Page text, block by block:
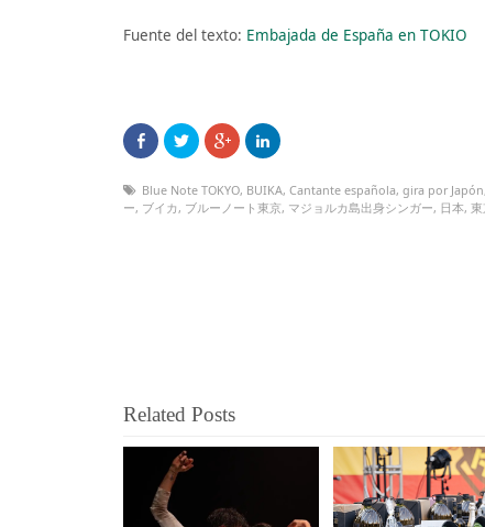
Fuente del texto: Embajada de España en TOKIO
Blue Note TOKYO, BUIKA, Cantante española, gira por Japón
ー, ブイカ , ブルーノート東京, マジョルカ島出身シンガー, 日本, 東
Related Posts